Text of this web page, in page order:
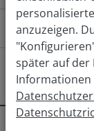
Wie komme
Über die B189
An der
Gibt es
Magdeburg-
anzuzeigen.
später auf der